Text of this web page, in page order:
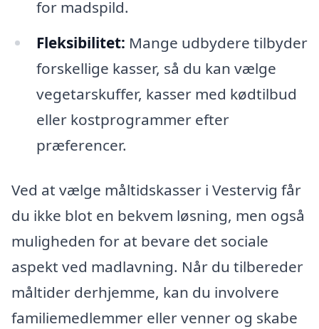
for madspild.
Fleksibilitet: Mange udbydere tilbyder
forskellige kasser, så du kan vælge
vegetarskuffer, kasser med kødtilbud
eller kostprogrammer efter
præferencer.
Ved at vælge måltidskasser i Vestervig får
du ikke blot en bekvem løsning, men også
muligheden for at bevare det sociale
aspekt ved madlavning. Når du tilbereder
måltider derhjemme, kan du involvere
familiemedlemmer eller venner og skabe